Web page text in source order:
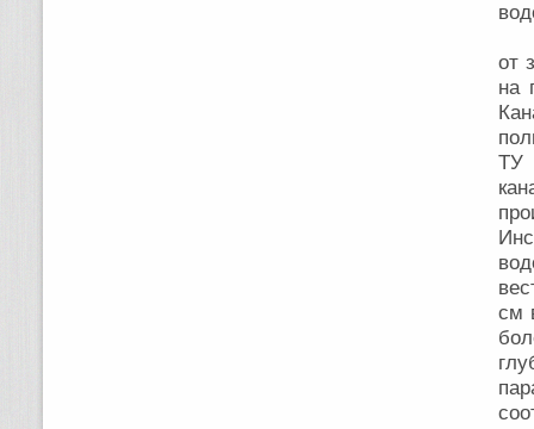
от
на
ТУ
см